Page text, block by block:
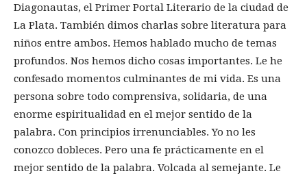
Diagonautas, el Primer Portal Literario de la ciudad de
La Plata. También dimos charlas sobre literatura para
niños entre ambos. Hemos hablado mucho de temas
profundos. Nos hemos dicho cosas importantes. Le he
confesado momentos culminantes de mi vida. Es una
persona sobre todo comprensiva, solidaria, de una
enorme espiritualidad en el mejor sentido de la
palabra. Con principios irrenunciables. Yo no les
conozco dobleces. Pero una fe prácticamente en el
mejor sentido de la palabra. Volcada al semejante. Le